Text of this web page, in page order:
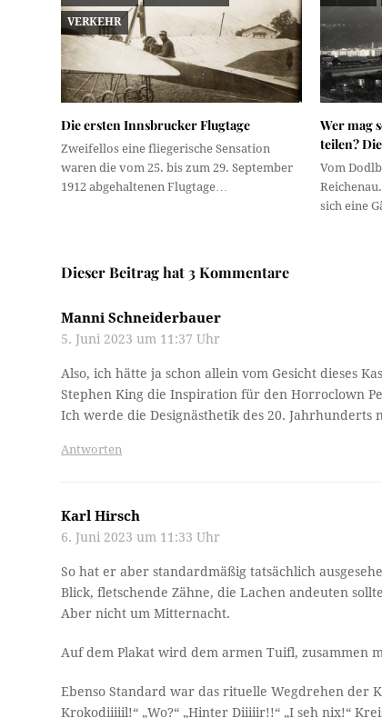
VERKEHR
Die ersten Innsbrucker Flugtage
Zweifellos eine fliegerische Sensation
waren die vom 25. bis zum 29. September
1912 abgehaltenen Flugtage…
Wer mag
teilen?
Vom
sich eine
Dieser Beitrag hat 3 Kommentare
Manni Schneiderbauer
5. Juni 2023 um 11:37 Uhr
Also, ich hätte ja schon allein vom Gesicht dieses
Stephen King die Inspiration für den Horroclown
Ich werde die Designästhetik des 20. Jahrhunderts
Antworten
Karl Hirsch
6. Juni 2023 um 11:33 Uhr
So hat er aber standardmäßig tatsächlich
Blick, fletschende Zähne, die Lachen andeuten
Aber nicht um Mitternacht.
Auf dem Plakat wird dem armen Tuifl, zusammen
Ebenso Standard war das rituelle Wegdrehen der
Krokodiiiiil!“ „Wo?“ „Hinter Diiiiir!!“ „I seh nix!“